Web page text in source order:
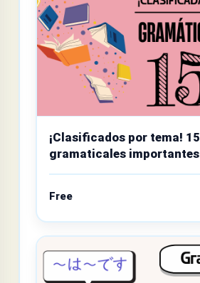
¡Clasificados por tema!
gramaticales importantes
básico
Free